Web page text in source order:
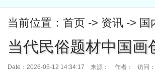
当前位置： 首页 -> 资讯 -> 国
当代民俗题材中国
Date：2026-05-12 14:34:17 来源： 作者： 访问